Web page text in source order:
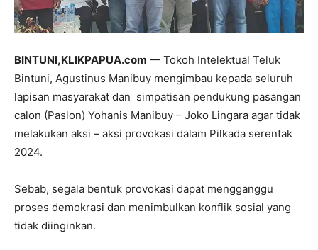
BINTUNI,KLIKPAPUA.com — Tokoh Intelektual Teluk
Bintuni, Agustinus Manibuy mengimbau kepada seluruh
lapisan masyarakat dan simpatisan pendukung pasangan
calon (Paslon) Yohanis Manibuy – Joko Lingara agar tidak
melakukan aksi – aksi provokasi dalam Pilkada serentak
2024.
Sebab, segala bentuk provokasi dapat mengganggu
proses demokrasi dan menimbulkan konflik sosial yang
tidak diinginkan.